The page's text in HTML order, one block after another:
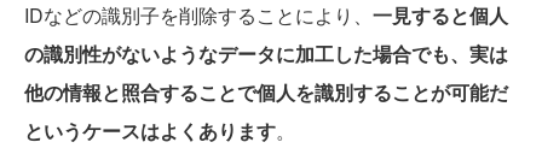
IDなどの識別子を削除することにより、 一見すると個人
の識別性がないようなデータに加工した場合でも、実は
他の情報と照合することで個人を識別することが可能だ
というケースはよくあります。